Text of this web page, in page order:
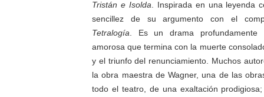
Tristán e Isolda . Inspirada en una leyenda
sencillez de su argumento con el
Tetralogía . Es un drama profundamente
amorosa que termina con la muerte
y el triunfo del renunciamiento. Muchos
la obra maestra de Wagner, una de las
todo el teatro, de una exaltación